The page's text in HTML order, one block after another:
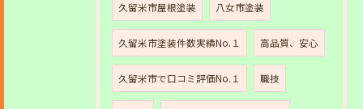
久留米市屋根塗装 八女市塗装
久留米市塗装件数実績No.１ 高品質、安心
久留米市で口コミ評価No.１ 職技